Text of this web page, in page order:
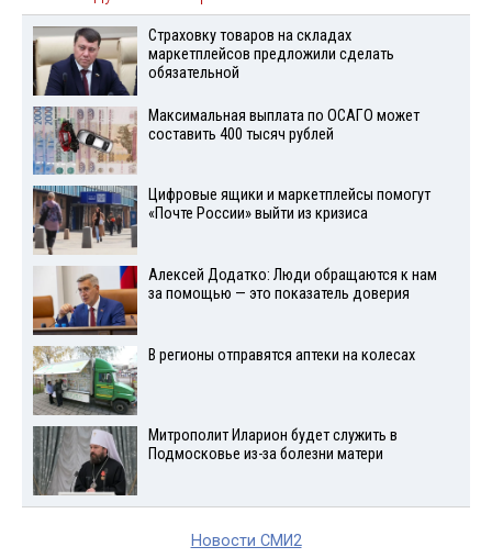
Страховку товаров на складах
маркетплейсов предложили сделать
обязательной
Максимальная выплата по ОСАГО может
составить 400 тысяч рублей
Цифровые ящики и маркетплейсы помогут
«Почте России» выйти из кризиса
Алексей Додатко: Люди обращаются к нам
за помощью — это показатель доверия
В регионы отправятся аптеки на колесах
Митрополит Иларион будет служить в
Подмосковье из-за болезни матери
Новости СМИ2